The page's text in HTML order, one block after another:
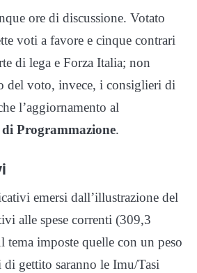
ore di discussione. Votato
voti a favore e cinque contrari
di lega e Forza Italia; non
del voto, invece, i consiglieri di
l’aggiornamento al
Programmazione.
emersi dall’illustrazione del
alle spese correnti (309,3
imposte quelle con un peso
gettito saranno le Imu/Tasi